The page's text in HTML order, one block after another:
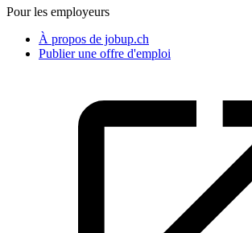
Pour les employeurs
À propos de jobup.ch
Publier une offre d'emploi